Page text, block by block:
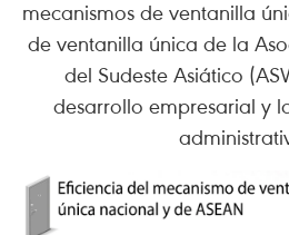
mecanismos de ventanilla
de ventanilla única de la
del Sudeste Asiático
desarrollo empresarial y